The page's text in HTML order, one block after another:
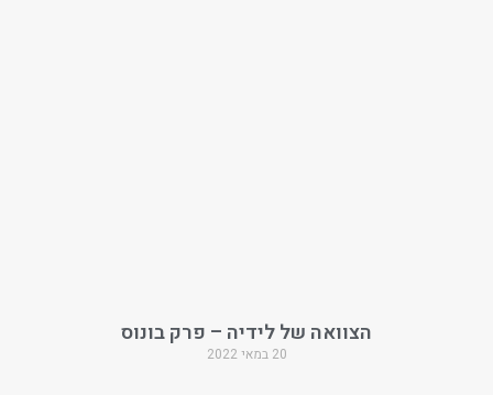
הצוואה של לידיה – פרק בונוס
20 במאי 2022